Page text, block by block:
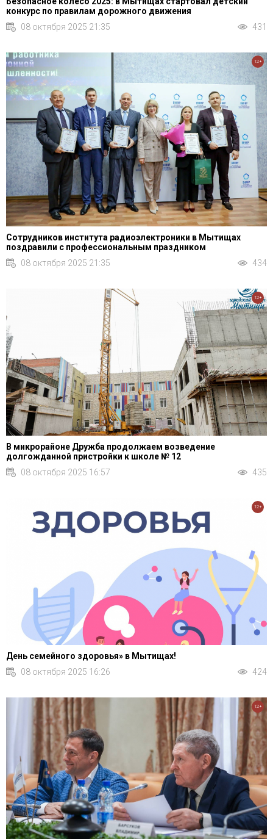
конкурс по правилам дорожного движения
08 октября 2025 21:35
431
Сотрудников института радиоэлектроники в Мытищах
поздравили с профессиональным праздником
08 октября 2025 21:35
434
12+
В микрорайоне Дружба продолжаем возведение
долгожданной пристройки к школе № 12
08 октября 2025 16:57
435
12+
День семейного здоровья» в Мытищах!
08 октября 2025 16:26
424
12+
12+